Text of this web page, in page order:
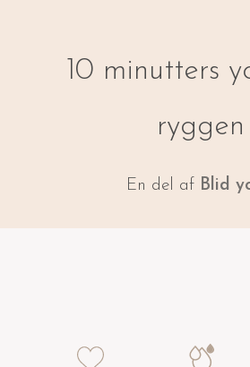
10 minutters
ryggen
En del af Blid